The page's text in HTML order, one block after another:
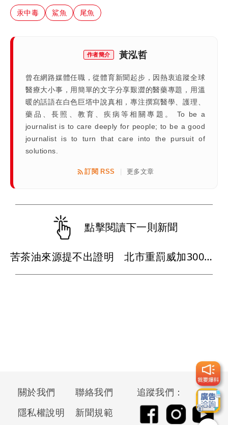
汞中毒 鯊魚 尾魚
作者簡介 黃泓哲
曾在網路媒體任職，從體育新聞起步，因熱衷追蹤全球
醫療大小事，用簡單的文字分享艱澀的醫藥專題，用溫
暖的話語在白色巨塔中說真相，專注撰寫醫學、護理、
藥品、長照、教育、疾病等相關專題。 To be a
journalist is to care deeply for people; to be a good
journalist is to turn that care into the pursuit of
solutions.
訂閱 RSS 更多文章
點擊閱讀下一則新聞
苦茶油來源提不出證明 北市重罰威加300萬元
關於我們
聯絡我們
隱私權說明
新聞規範
追蹤我們：